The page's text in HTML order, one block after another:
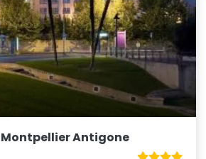
Antigone